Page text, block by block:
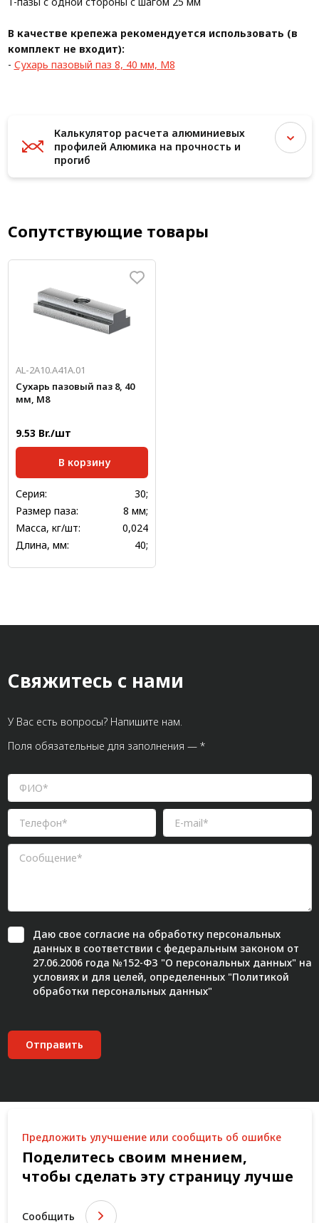
В качестве крепежа рекомендуется использовать (в
комплект не входит):
- Сухарь пазовый паз 8, 40 мм, М8
Калькулятор расчета алюминиевых
профилей Алюмика на прочность и
прогиб
Сопутствующие товары
AL-2A10.A41A.01
Сухарь пазовый паз 8, 40
мм, М8
9.53 Br./шт
В корзину
Серия:
30;
Размер паза:
8 мм;
Масса, кг/шт:
0,024
Длина, мм:
40;
Свяжитесь с нами
У Вас есть вопросы? Напишите нам.
Поля обязательные для заполнения — *
Даю свое согласиена обработку персональных
данных в соответствии с федеральным законом от
27.06.2006 года №152-ФЗ "О персональных данных" на
условиях и для целей, определенных "Политикой
обработки персональных данных"
Отправить
Предложить улучшение или сообщить об ошибке
Поделитесь своим мнением,
чтобы сделать эту страницу лучше
Сообщить